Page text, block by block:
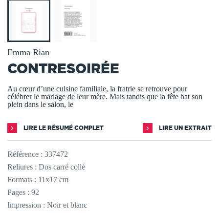
Emma Rian
CONTRESOIRÉE
Au cœur d’une cuisine familiale, la fratrie se retrouve pour
célébrer le mariage de leur mère. Mais tandis que la fête bat son
plein dans le salon, le
LIRE LE RÉSUMÉ COMPLET LIRE UN EXTRAIT
Référence : 337472
Reliures : Dos carré collé
Formats : 11x17 cm
Pages : 92
Impression : Noir et blanc